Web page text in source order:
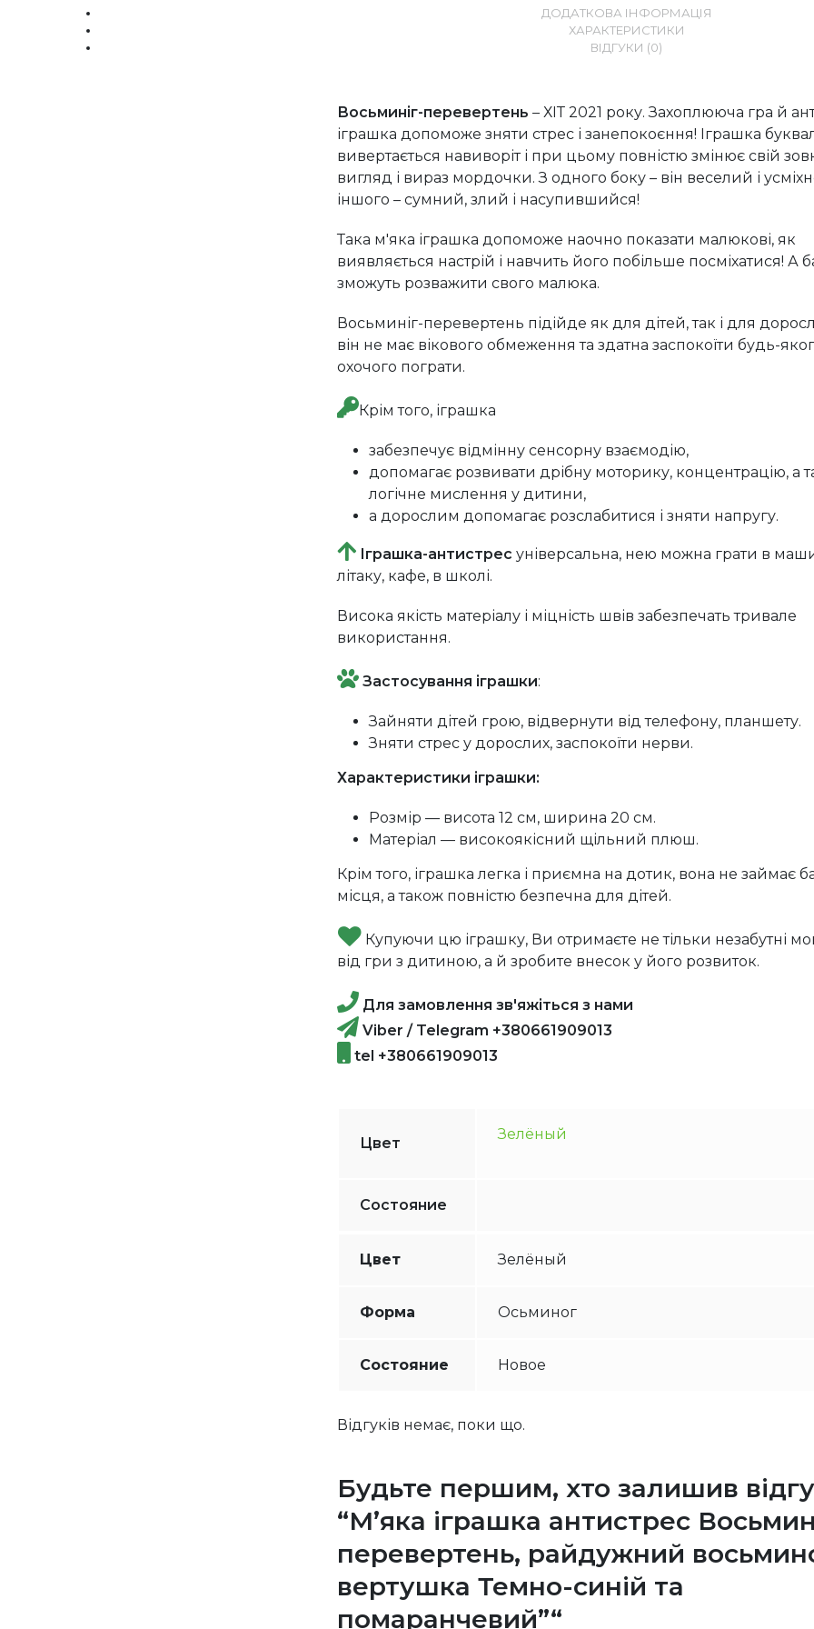
ДОДАТКОВА ІНФОРМАЦІЯ
ХАРАКТЕРИСТИКИ
ВІДГУКИ (0)
Восьминіг-перевертень – ХІТ 2021 року. Захоплююча гра й
іграшка допоможе зняти стрес і занепокоєння! Іграшка
вивертається навиворіт і при цьому повністю змінює свій
вигляд і вираз мордочки. З одного боку – він веселий і
іншого – сумний, злий і насупившийся!
Така м'яка іграшка допоможе наочно показати малюкові, як
виявляється настрій і навчить його побільше посміхатися! А
зможуть розважити свого малюка.
Восьминіг-перевертень підійде як для дітей, так і для
він не має вікового обмеження та здатна заспокоїти будь-
охочого пограти.
Крім того, іграшка
забезпечує відмінну сенсорну взаємодію,
допомагає розвивати дрібну моторику, концентрацію, а
логічне мислення у дитини,
а дорослим допомагає розслабитися і зняти напругу.
Іграшка-антистрес універсальна, нею можна грати в
літаку, кафе, в школі.
Висока якість матеріалу і міцність швів забезпечать тривале
використання.
Застосування іграшки:
Зайняти дітей грою, відвернути від телефону, планшету.
Зняти стрес у дорослих, заспокоїти нерви.
Характеристики іграшки:
Розмір — висота 12 см, ширина 20 см.
Матеріал — високоякісний щільний плюш.
Крім того, іграшка легка і приємна на дотик, вона не займає
місця, а також повністю безпечна для дітей.
Купуючи цю іграшку, Ви отримаєте не тільки незабутні
від гри з дитиною, а й зробите внесок у його розвиток.
Для замовлення зв'яжіться з нами
Viber / Telegram +380661909013
tel +380661909013
Цвет
Зелёный
Состояние
Цвет Зелёный
Форма Осьминог
Состояние Новое
Відгуків немає, поки що.
Будьте першим, хто залишив
“М’яка іграшка антистрес
перевертень, райдужний
вертушка Темно-синій та
помаранчевий”“